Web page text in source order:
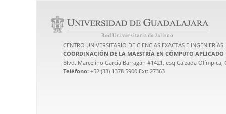
CENTRO UNIVERSITARIO DE CIENCIAS EXACTAS E INGENIERÍAS
COORDINACIÓN DE LA MAESTRÍA EN CÓMPUTO APLICADO
Blvd. Marcelino García Barragán #1421, esq Calzada Olímpica,
Teléfono: +52 (33) 1378 5900 Ext: 27363